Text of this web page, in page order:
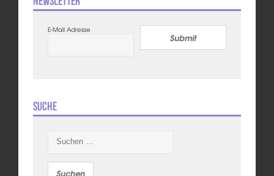
E-Mail Adresse
Submit
Suche
nach: